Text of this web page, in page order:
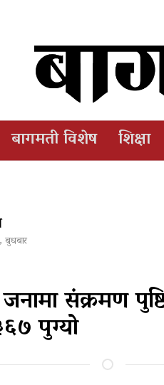
बागमती विशेष शिक्षा
संक्रमण
पुग्यो